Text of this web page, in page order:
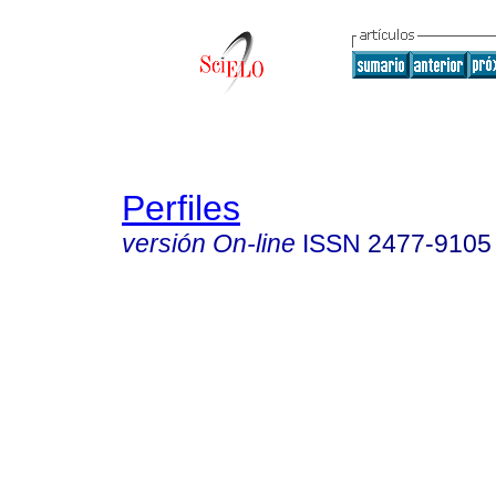
Perfiles
versión On-line ISSN 2477-9105